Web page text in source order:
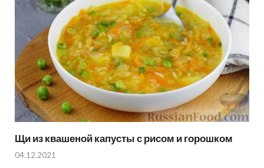
Щи из квашеной капусты с рисом и горошком
04.12.2021